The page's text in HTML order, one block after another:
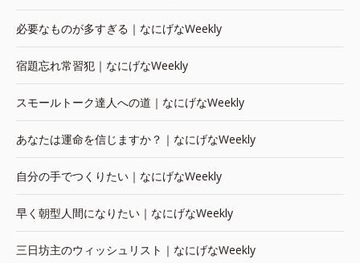
必要なものが多すぎる｜なにげなWeekly
宿題忘れ常習犯｜なにげなWeekly
スモールトーク達人への道｜なにげなWeekly
あなたは運命を信じますか？｜なにげなWeekly
自分の手でつくりたい｜なにげなWeekly
早く朝型人間になりたい｜なにげなWeekly
三日坊主のウィッシュリスト｜なにげなWeekly